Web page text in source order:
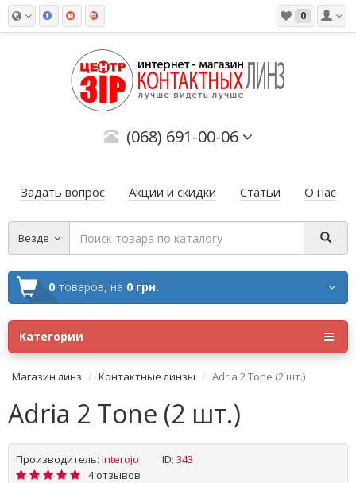
0
(068) 691-00-06
Задать вопрос Акции и скидки Статьи О нас
Везде
0 товаров, на 0 грн.
Категории
Магазин линз Контактные линзы Adria 2 Tone (2 шт.)
Adria 2 Tone (2 шт.)
Производитель: Interojo ID: 343
4 отзывов